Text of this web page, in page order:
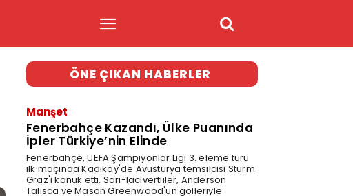
ÖNE ÇIKAN HABERLER
Manşet
Fenerbahçe Kazandı, Ülke Puanında
İpler Türkiye’nin Elinde
Fenerbahçe, UEFA Şampiyonlar Ligi 3. eleme turu
ilk maçında Kadıköy'de Avusturya temsilcisi Sturm
Graz'ı konuk etti. Sarı-lacivertliler, Anderson
Talisca ve Mason Greenwood'un golleriyle